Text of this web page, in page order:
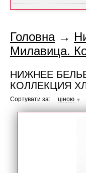
Головна→
Милавица.
НИЖНЕЕ
КОЛЛЕКЦИЯ
Сортувати за: ціною ▼